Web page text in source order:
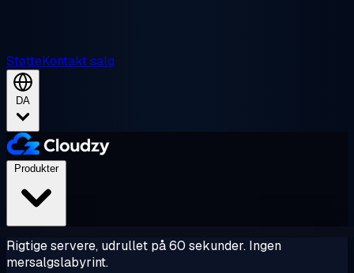
StøtteKontakt salg
DA
Produkter
Rigtige servere, udrullet på 60 sekunder. Ingen
mersalgslabyrint.